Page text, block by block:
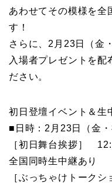
あわせてその模様を全
す！
さらに、2月23日（金
入場者プレゼントを配
ださい。
初日登壇イベント＆生
■日時：2月23日（金・
［初日舞台挨拶］
全国同時生中継あり
［ぶっちゃけトーク